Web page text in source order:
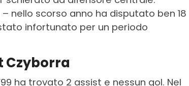
nello scorso anno ha disputato ben 18
infortunato per un periodo
Czyborra
ha trovato 2 assist e nessun gol. Nel